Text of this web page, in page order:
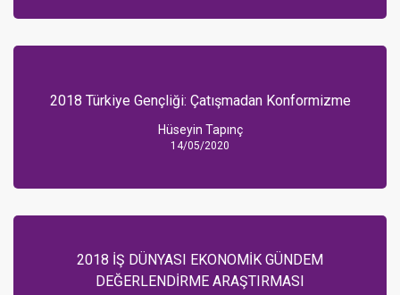
2018 Türkiye Gençliği: Çatışmadan Konformizme
Hüseyin Tapınç
14/05/2020
2018 İŞ DÜNYASI EKONOMİK GÜNDEM
DEĞERLENDİRME ARAŞTIRMASI